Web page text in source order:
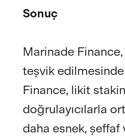
Sonuç
Marinade
teşvik
Finance, likit
doğrulayıcılarla
daha esnek,